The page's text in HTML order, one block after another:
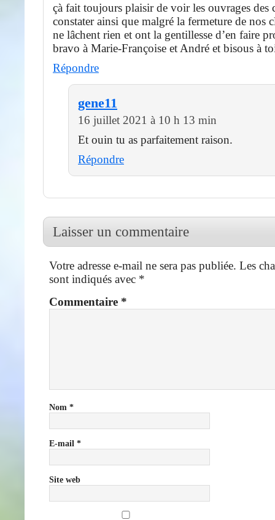
çà fait toujours plaisir de voir les ouvrages des
constater ainsi que malgré la fermeture de nos
ne lâchent rien et ont la gentillesse d’en faire
bravo à Marie-Françoise et André et bisous à
Répondre
gene11
16 juillet 2021 à 10 h 13 min
Et ouin tu as parfaitement raison.
Répondre
Laisser un commentaire
Votre adresse e-mail ne sera pas publiée. Les
sont indiqués avec *
Commentaire *
Nom *
E-mail *
Site web